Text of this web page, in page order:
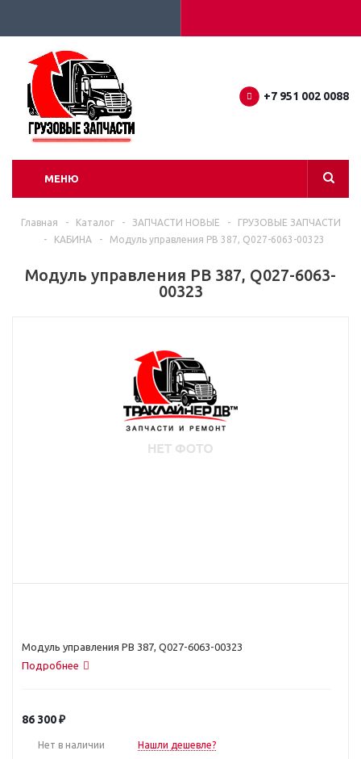
+7 951 002 0088
МЕНЮ
Главная - Каталог - ЗАПЧАСТИ НОВЫЕ -
ГРУЗОВЫЕ ЗАПЧАСТИ
-
КАБИНА - Модуль управления PB 387, Q027-6063-00323
Модуль управления PB 387, Q027-6063-
00323
Модуль управления PB 387, Q027-6063-00323
Подробнее
86 300₽
Нет в наличии Нашли дешевле?